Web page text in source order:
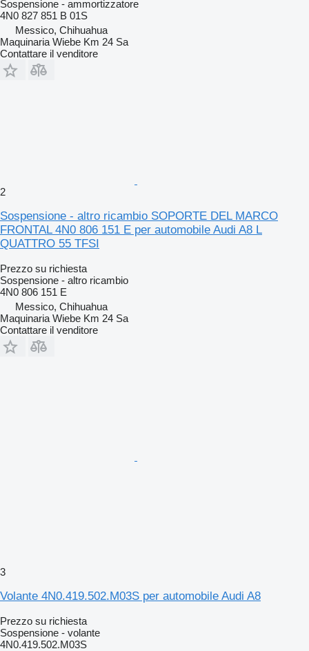
Sospensione - ammortizzatore
4N0 827 851 B 01S
Messico, Chihuahua
Maquinaria Wiebe Km 24 Sa
Contattare il venditore
2
Sospensione - altro ricambio SOPORTE DEL MARCO
FRONTAL 4N0 806 151 E per automobile Audi A8 L
QUATTRO 55 TFSI
Prezzo su richiesta
Sospensione - altro ricambio
4N0 806 151 E
Messico, Chihuahua
Maquinaria Wiebe Km 24 Sa
Contattare il venditore
3
Volante 4N0.419.502.M03S per automobile Audi A8
Prezzo su richiesta
Sospensione - volante
4N0.419.502.M03S